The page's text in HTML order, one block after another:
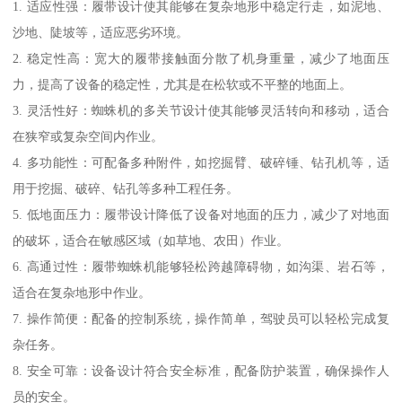
1. 适应性强：履带设计使其能够在复杂地形中稳定行走，如泥地、
沙地、陡坡等，适应恶劣环境。
2. 稳定性高：宽大的履带接触面分散了机身重量，减少了地面压
力，提高了设备的稳定性，尤其是在松软或不平整的地面上。
3. 灵活性好：蜘蛛机的多关节设计使其能够灵活转向和移动，适合
在狭窄或复杂空间内作业。
4. 多功能性：可配备多种附件，如挖掘臂、破碎锤、钻孔机等，适
用于挖掘、破碎、钻孔等多种工程任务。
5. 低地面压力：履带设计降低了设备对地面的压力，减少了对地面
的破坏，适合在敏感区域（如草地、农田）作业。
6. 高通过性：履带蜘蛛机能够轻松跨越障碍物，如沟渠、岩石等，
适合在复杂地形中作业。
7. 操作简便：配备的控制系统，操作简单，驾驶员可以轻松完成复
杂任务。
8. 安全可靠：设备设计符合安全标准，配备防护装置，确保操作人
员的安全。